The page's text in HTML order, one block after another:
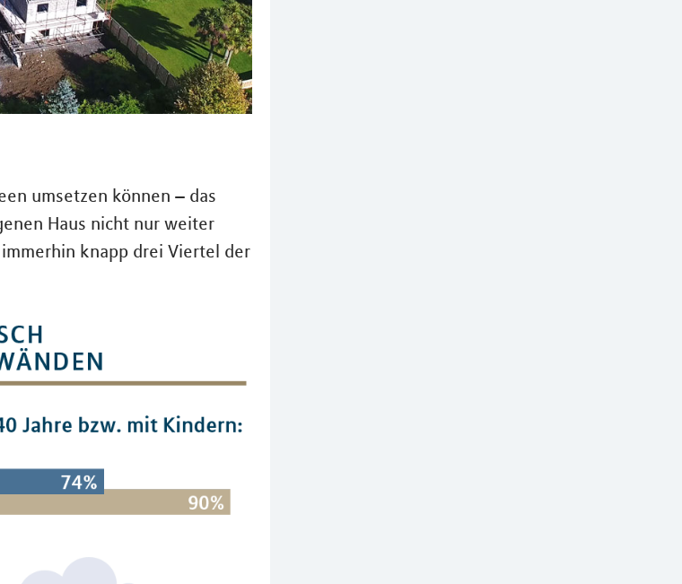
umsetzen können – das
Haus nicht nur weiter
knapp drei Viertel der